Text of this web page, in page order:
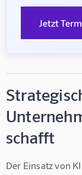
Jetzt
schafft
Der Einsatz von